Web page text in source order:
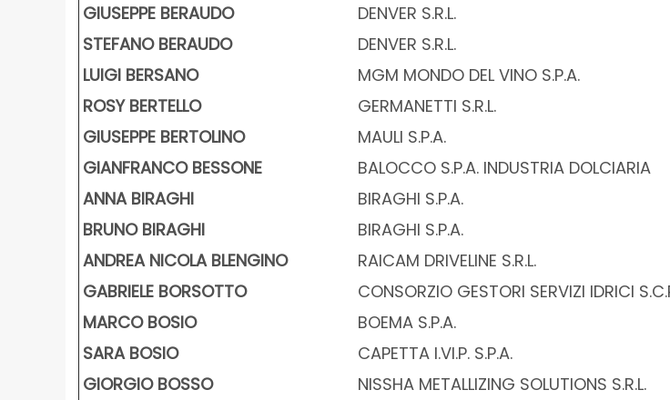
GIUSEPPE BERAUDO
DENVER S.R.L.
STEFANO BERAUDO
DENVER S.R.L.
LUIGI BERSANO
MGM MONDO DEL VINO S.P.A.
ROSY BERTELLO
GERMANETTI S.R.L.
GIUSEPPE BERTOLINO
MAULI S.P.A.
GIANFRANCO BESSONE
BALOCCO S.P.A. INDUSTRIA DOLCIARIA
ANNA BIRAGHI
BIRAGHI S.P.A.
BRUNO BIRAGHI
BIRAGHI S.P.A.
ANDREA NICOLA BLENGINO
RAICAM DRIVELINE S.R.L.
GABRIELE BORSOTTO
CONSORZIO GESTORI SERVIZI IDRICI
MARCO BOSIO
BOEMA S.P.A.
SARA BOSIO
CAPETTA I.VI.P. S.P.A.
GIORGIO BOSSO
NISSHA METALLIZING SOLUTIONS S.R.L.